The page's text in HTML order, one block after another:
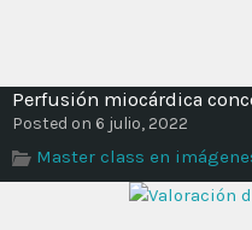
Perfusión miocárdica
Posted on 6 julio, 2022
Master class en